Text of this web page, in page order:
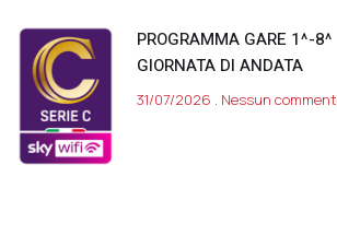
PROGRAMMA GARE 1^-8^
GIORNATA DI ANDATA
31/07/2026 Nessun